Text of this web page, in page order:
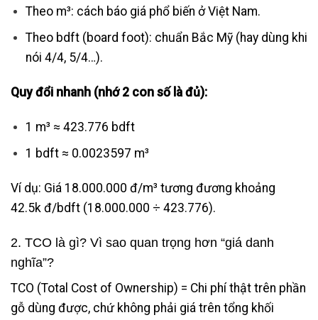
Theo m³: cách báo giá phổ biến ở Việt Nam.
Theo bdft (board foot): chuẩn Bắc Mỹ (hay dùng khi
nói 4/4, 5/4…).
Quy đổi nhanh (nhớ 2 con số là đủ):
1 m³ ≈ 423.776 bdft
1 bdft ≈ 0.0023597 m³
Ví dụ: Giá 18.000.000 đ/m³ tương đương khoảng
42.5k đ/bdft (18.000.000 ÷ 423.776).
2. TCO là gì? Vì sao quan trọng hơn “giá danh
nghĩa”?
TCO (Total Cost of Ownership) = Chi phí thật trên phần
gỗ dùng được, chứ không phải giá trên tổng khối